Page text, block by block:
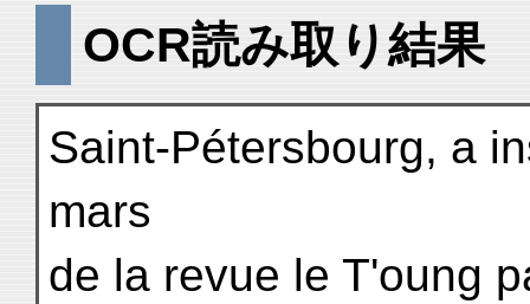
OCR読み取り結果
Saint-Pétersbourg, a
mars
de la revue le T'oung